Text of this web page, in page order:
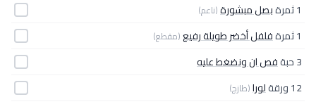
1 ثمرة
بصل مبشورة(ناعم)
1 ثمرة فلفل أخضر طويلة رفيع(مقطع)
3 حبة
فص ان ونضغط عليه
12 ورقة
لورا(طازج)